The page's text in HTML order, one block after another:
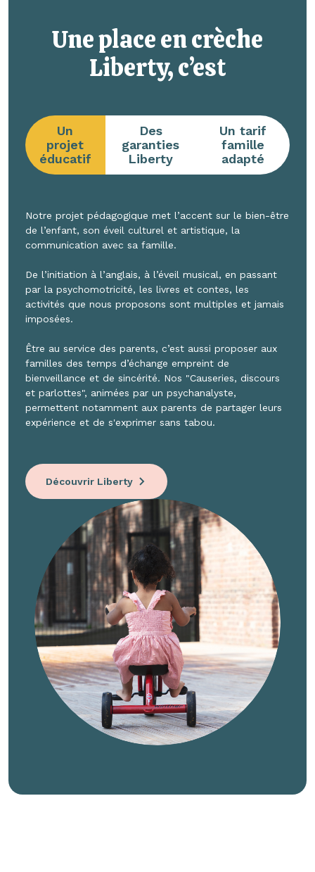
Une place en crèche
Liberty, c’est
Un
projet
éducatif
Des
garanties
Liberty
Un tarif
famille
adapté
Notre projet pédagogique met l’accent sur le bien-être
de l’enfant, son éveil culturel et artistique, la
communication avec sa famille.
De l’initiation à l’anglais, à l’éveil musical, en passant
par la psychomotricité, les livres et contes, les
activités que nous proposons sont multiples et jamais
imposées.
Être au service des parents, c’est aussi proposer aux
familles des temps d’échange empreint de
bienveillance et de sincérité. Nos "Causeries, discours
et parlottes", animées par un psychanalyste,
permettent notamment aux parents de partager leurs
expérience et de s'exprimer sans tabou.
Découvrir Liberty